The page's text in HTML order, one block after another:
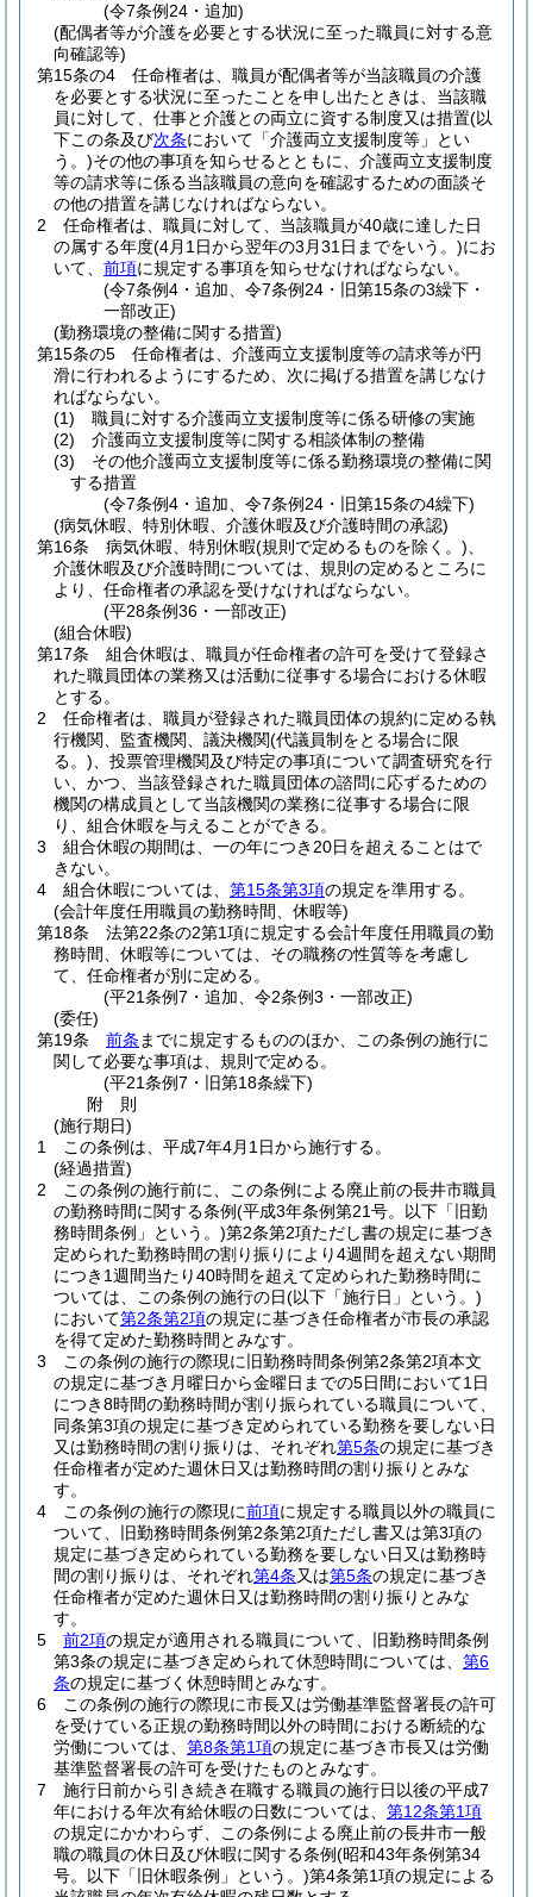
(令7条例24・追加)
(配偶者等が介護を必要とする状況に至った職員に対する意
向確認等)
第15条の4
任命権者は、職員が配偶者等が当該職員の介護
を必要とする状況に至ったことを申し出たときは、当該職
員に対して、仕事と介護との両立に資する制度又は措置(以
下この条及び次条において「介護両立支援制度等」とい
う。)その他の事項を知らせるとともに、介護両立支援制度
等の請求等に係る当該職員の意向を確認するための面談そ
の他の措置を講じなければならない。
2
任命権者は、職員に対して、当該職員が40歳に達した日
の属する年度(4月1日から翌年の3月31日までをいう。)にお
いて、 前項に規定する事項を知らせなければならない。
(令7条例4・追加、令7条例24・旧第15条の3繰下・
一部改正)
(勤務環境の整備に関する措置)
第15条の5
任命権者は、介護両立支援制度等の請求等が円
滑に行われるようにするため、次に掲げる措置を講じなけ
ればならない。
(1)
職員に対する介護両立支援制度等に係る研修の実施
(2)
介護両立支援制度等に関する相談体制の整備
(3)
その他介護両立支援制度等に係る勤務環境の整備に関
する措置
(令7条例4・追加、令7条例24・旧第15条の4繰下)
(病気休暇、特別休暇、介護休暇及び介護時間の承認)
第16条
病気休暇、特別休暇(規則で定めるものを除く。)
介護休暇及び介護時間については、規則の定めるところに
より、任命権者の承認を受けなければならない。
(平28条例36・一部改正)
(組合休暇)
第17条
組合休暇は、職員が任命権者の許可を受けて登録さ
れた職員団体の業務又は活動に従事する場合における休暇
とする。
2
任命権者は、職員が登録された職員団体の規約に定める執
行機関、監査機関、議決機関(代議員制をとる場合に限
る。) 、投票管理機関及び特定の事項について調査研究を行
い、かつ、当該登録された職員団体の諮問に応ずるための
機関の構成員として当該機関の業務に従事する場合に限
り、組合休暇を与えることができる。
3
組合休暇の期間は、一の年につき20日を超えることはで
きない。
4
組合休暇については、 第15条第3項の規定を準用する。
(会計年度任用職員の勤務時間、休暇等)
第18条
法第22条の2第1項に規定する会計年度任用職員の勤
務時間、休暇等については、その職務の性質等を考慮し
て、任命権者が別に定める。
(平21条例7・追加、令2条例3・一部改正)
(委任)
第19条
前条 までに規定するもののほか、この条例の施行に
関して必要な事項は、規則で定める。
(平21条例7・旧第18条繰下)
附 則
(施行期日)
1
この条例は、平成7年4月1日から施行する。
(経過措置)
2
この条例の施行前に、この条例による廃止前の長井市職員
の勤務時間に関する条例(平成3年条例第21号。以下「旧勤
務時間条例」という。)第2条第2項ただし書の規定に基づき
定められた勤務時間の割り振りにより4週間を超えない期間
につき1週間当たり40時間を超えて定められた勤務時間に
ついては、この条例の施行の日(以下「施行日」という。)
において第2条第2項の規定に基づき任命権者が市長の承認
を得て定めた勤務時間とみなす。
3
この条例の施行の際現に旧勤務時間条例第2条第2項本文
の規定に基づき月曜日から金曜日までの5日間において1日
につき8時間の勤務時間が割り振られている職員について、
同条第3項の規定に基づき定められている勤務を要しない日
又は勤務時間の割り振りは、それぞれ第5条の規定に基づき
任命権者が定めた週休日又は勤務時間の割り振りとみな
す。
4
この条例の施行の際現に前項に規定する職員以外の職員に
ついて、旧勤務時間条例第2条第2項ただし書又は第3項の
規定に基づき定められている勤務を要しない日又は勤務時
間の割り振りは、それぞれ第4条又は第5条の規定に基づき
任命権者が定めた週休日又は勤務時間の割り振りとみな
す。
5
前2項の規定が適用される職員について、旧勤務時間条例
第3条の規定に基づき定められて休憩時間については、 第6
条の規定に基づく休憩時間とみなす。
6
この条例の施行の際現に市長又は労働基準監督署長の許可
を受けている正規の勤務時間以外の時間における断続的な
労働については、 第8条第1項の規定に基づき市長又は労働
基準監督署長の許可を受けたものとみなす。
7
施行日前から引き続き在職する職員の施行日以後の平成7
年における年次有給休暇の日数については、 第12条第1項
の規定にかかわらず、この条例による廃止前の長井市一般
職の職員の休日及び休暇に関する条例(昭和43年条例第34
号。以下「旧休暇条例」という。)第4条第1項の規定による